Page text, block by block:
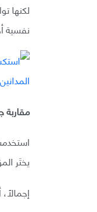
لكنها
نفسية
مقاربة
يختَر
إجمالًا، أخذ